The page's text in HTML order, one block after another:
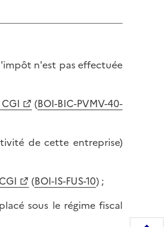
n'est pas effectuée
(BOI-BIC-PVMV-40-
de cette entreprise)
(BOI-IS-FUS-10) ;
sous le régime fiscal